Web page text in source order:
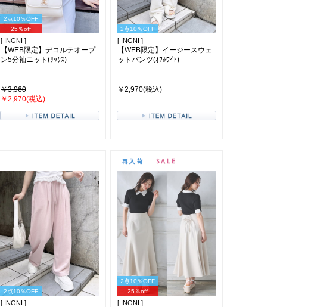
2点10％OFF
25％off
[ INGNI ]
【WEB限定】デコルテオープ
ン5分袖ニット(ｻｯｸｽ)
￥3,960
￥2,970(税込)
2点10％OFF
[ INGNI ]
【WEB限定】イージースウェ
ットパンツ(ｵﾌﾎﾜｲﾄ)
￥2,970(税込)
2点10％OFF
[ INGNI ]
2点10％OFF
25％off
[ INGNI ]